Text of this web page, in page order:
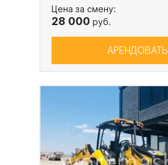
Цена за смену:
28 000 руб.
АРЕНДОВАТЬ